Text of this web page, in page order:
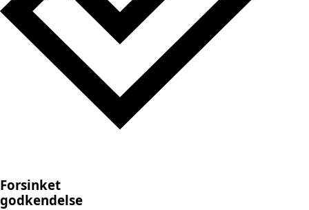
Forsinket
godkendelse